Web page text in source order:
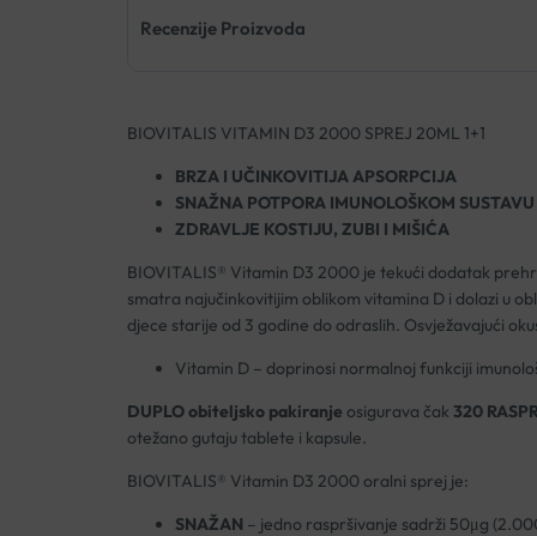
Recenzije Proizvoda
BIOVITALIS VITAMIN D3 2000 SPREJ 20ML 1+1
BRZA I UČINKOVITIJA APSORPCIJA
SNAŽNA POTPORA IMUNOLOŠKOM SUSTAVU
ZDRAVLJE KOSTIJU, ZUBI I MIŠIĆA
BIOVITALIS® Vitamin D3 2000 je tekući dodatak
smatra najučinkovitijim oblikom vitamina D i dolazi u
djece starije od 3 godine do odraslih. Osvježavajući
Vitamin D – doprinosi normalnoj funkciji
DUPLOobiteljsko pakiranje osigurava čak 320
otežano gutaju tablete i kapsule.
BIOVITALIS® Vitamin D3 2000 oralni sprej je:
SNAŽAN – jedno raspršivanje sadrži 50μg